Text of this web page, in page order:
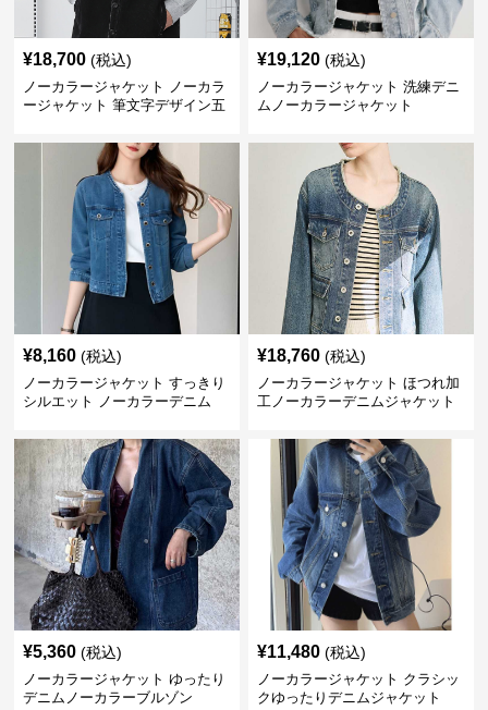
¥18,700 (税込)
ノーカラージャケット ノーカラ
ージャケット 筆文字デザイン五
¥19,120 (税込)
ノーカラージャケット 洗練デニ
ムノーカラージャケット
¥8,160 (税込)
ノーカラージャケット すっきり
シルエット ノーカラーデニム
¥18,760 (税込)
ノーカラージャケット ほつれ加
工ノーカラーデニムジャケット
¥5,360 (税込)
ノーカラージャケット ゆったり
デニムノーカラーブルゾン
¥11,480 (税込)
ノーカラージャケット クラシッ
クゆったりデニムジャケット